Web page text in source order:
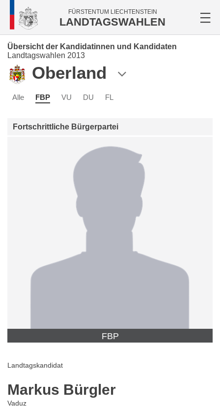
FÜRSTENTUM LIECHTENSTEIN
LANDTAGSWAHLEN
Übersicht der Kandidatinnen und Kandidaten
Landtagswahlen 2013
Oberland
Alle FBP VU DU FL
Fortschrittliche Bürgerpartei
FBP
Landtagskandidat
Markus Bürgler
Vaduz